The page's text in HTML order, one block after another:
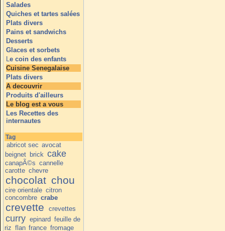
Salades
Quiches et tartes salées
Plats divers
Pains et sandwichs
Desserts
Glaces et sorbets
Le coin des enfants
Cuisine Senegalaise
Plats divers
A decouvrir
Produits d'ailleurs
Le blog est a vous
Les Recettes des
internautes
Tag
abricot sec avocat
beignet brick cake
canapÃ©s cannelle
carotte chevre
chocolat chou
cire orientale citron
concombre crabe
crevette crevettes
curry epinard feuille de
riz flan france fromage